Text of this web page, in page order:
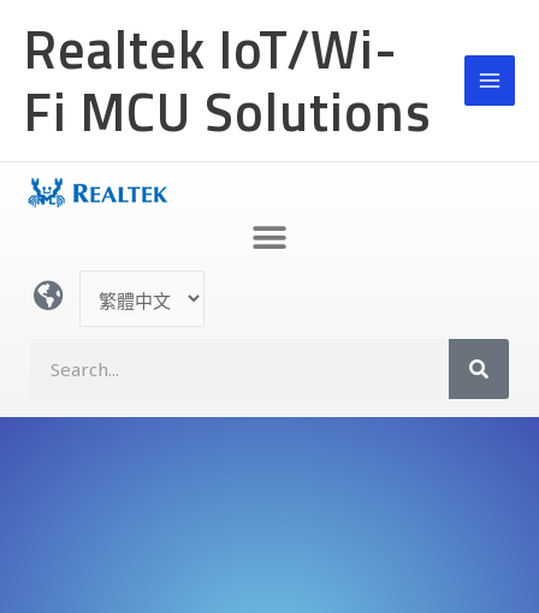
容
Realtek IoT/Wi-
Fi MCU Solutions
言
a